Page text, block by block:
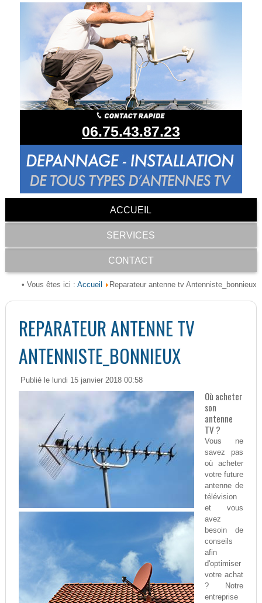
06.75.43.87.23
ACCUEIL
SERVICES
CONTACT
• Vous êtes ici : Accueil Reparateur antenne tv Antenniste_bonnieux
REPARATEUR ANTENNE TV
ANTENNISTE_BONNIEUX
Publié le lundi 15 janvier 2018 00:58
Où acheter
son
antenne
TV ?
Vous ne
savez pas
où acheter
votre future
antenne de
télévision
et vous
avez
besoin de
conseils
afin
d'optimiser
votre achat
? Notre
entreprise